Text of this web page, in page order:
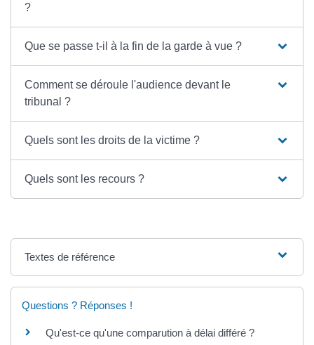
?
Que se passe t-il à la fin de la garde à vue ?
Comment se déroule l'audience devant le
tribunal ?
Quels sont les droits de la victime ?
Quels sont les recours ?
Textes de référence
Questions ? Réponses !
Qu'est-ce qu'une comparution à délai différé ?